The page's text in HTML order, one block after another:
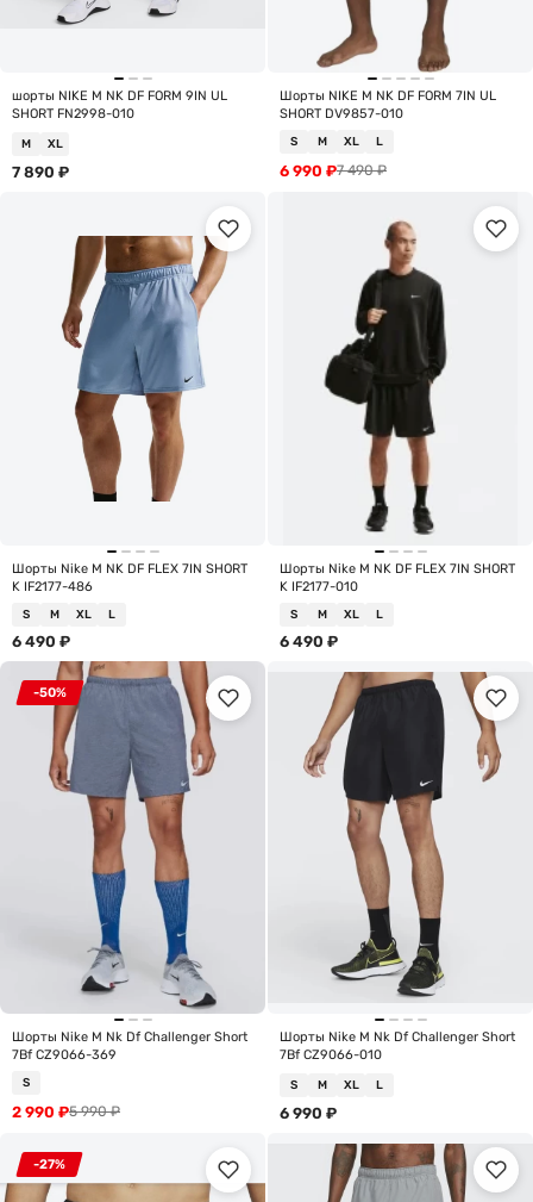
шорты NIKE M NK DF FORM 9IN UL
SHORT FN2998-010
M XL
7 890 ₽
Шорты NIKE M NK DF FORM 7IN UL
SHORT DV9857-010
S M XL L
7 490₽
6 990 ₽
Шорты Nike M NK DF FLEX 7IN SHORT
K IF2177-486
S M XL L
6 490 ₽
Шорты Nike M NK DF FLEX 7IN SHORT
K IF2177-010
S M XL L
6 490 ₽
-50%
Шорты Nike M Nk Df Challenger Short
7Bf CZ9066-369
S
5 990₽
2 990 ₽
Шорты Nike M Nk Df Challenger Short
7Bf CZ9066-010
S M XL L
6 990 ₽
-27%